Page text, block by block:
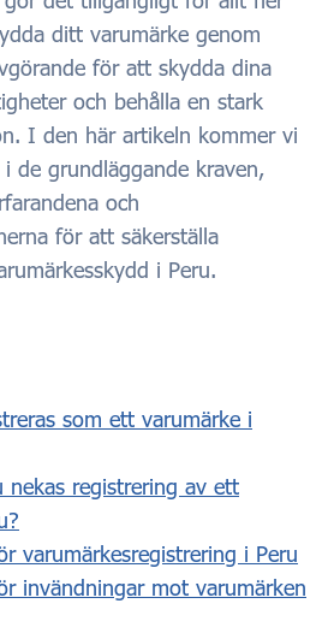
ditt varumärke genom
för att skydda dina
och behålla en stark
I den här artikeln kommer vi
de grundläggande kraven,
och
för att säkerställa
i Peru.
som ett varumärke i
nekas registrering av ett
varumärkesregistrering i Peru
invändningar mot varumärken